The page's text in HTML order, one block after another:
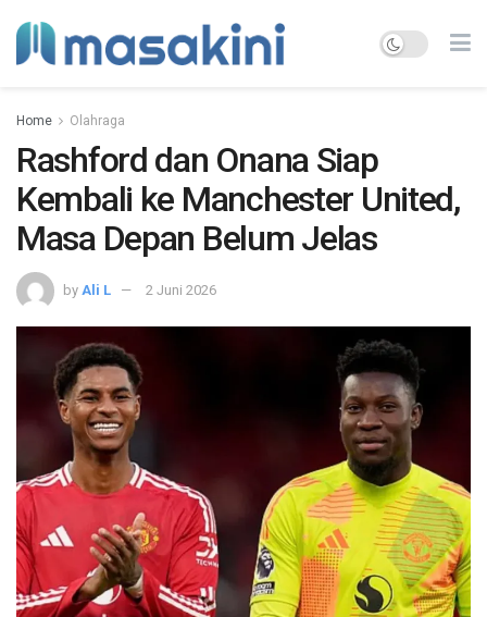
Home Olahraga
Rashford dan Onana Siap
Kembali ke Manchester United,
Masa Depan Belum Jelas
by Ali L 2 Juni 2026